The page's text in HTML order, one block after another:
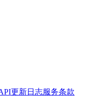
更新日志服务条款